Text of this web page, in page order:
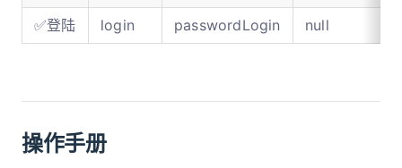
✅登陆
login passwordLogin null
操作手册